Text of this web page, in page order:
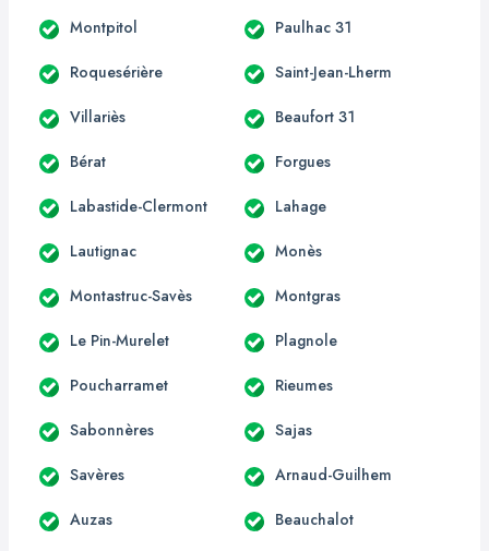
Montpitol Paulhac 31
Roquesérière Saint-Jean-Lherm
Villariès Beaufort 31
Bérat Forgues
Labastide-Clermont Lahage
Lautignac Monès
Montastruc-Savès Montgras
Le Pin-Murelet Plagnole
Poucharramet Rieumes
Sabonnères Sajas
Savères Arnaud-Guilhem
Auzas Beauchalot